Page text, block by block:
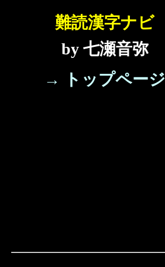
難読漢字ナビ
by 七瀬音弥
→ トップページ